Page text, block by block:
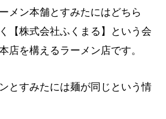
メン本舗とすみたにはどちら
【株式会社ふくまる】という会
店を構えるラーメン店です。
とすみたには麺が同じという情